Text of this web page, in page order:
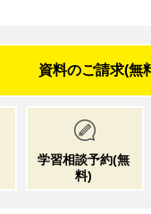
資料のご請求(無
学習相談予約(無
料)